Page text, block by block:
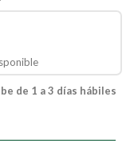
de 1 a 3 días hábiles